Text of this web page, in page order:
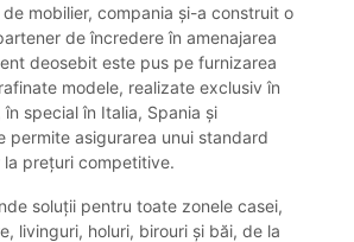
mobilier, compania și-a construit o
de încredere în amenajarea
deosebit este pus pe furnizarea
modele, realizate exclusiv în
în special în Italia, Spania și
permite asigurarea unui standard
prețuri competitive.
soluții pentru toate zonele casei,
livinguri, holuri, birouri și băi, de la